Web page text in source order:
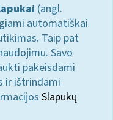
(angl.
automatiškai
Taip pat
Savo
pakeisdami
ir ištrindami
Slapukų